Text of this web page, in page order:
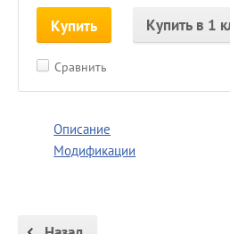
Купить Купить в 1
Сравнить
Описание
Модификации